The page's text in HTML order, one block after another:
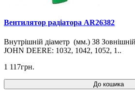
Вентилятор радіатора AR26382
Внутрішній діаметр (мм.) 38
JOHN DEERE: 1032, 1042, 1052, 1..
1 117грн.
До кошика